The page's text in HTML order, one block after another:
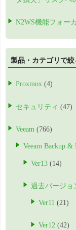
N2WS機能フォー
製品・カテゴリで絞
Proxmox (4)
セキュリティ (47)
Veeam (766)
Veeam Backup &
Ver13 (14)
過去バージョ
Ver11 (21)
Ver12 (42)